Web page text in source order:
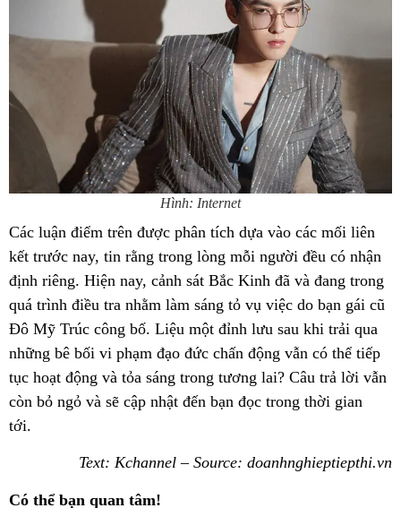
Hình: Internet
Các luận điểm trên được phân tích dựa vào các mối liên
kết trước nay, tin rằng trong lòng mỗi người đều có nhận
định riêng. Hiện nay, cảnh sát Bắc Kinh đã và đang trong
quá trình điều tra nhằm làm sáng tỏ vụ việc do bạn gái cũ
Đô Mỹ Trúc công bố. Liệu một đỉnh lưu sau khi trải qua
những bê bối vi phạm đạo đức chấn động vẫn có thể tiếp
tục hoạt động và tỏa sáng trong tương lai? Câu trả lời vẫn
còn bỏ ngỏ và sẽ cập nhật đến bạn đọc trong thời gian
tới.
Text: Kchannel – Source: doanhnghieptiepthi.vn
Có thể bạn quan tâm!